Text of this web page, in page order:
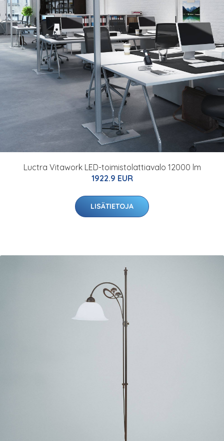
Luctra Vitawork LED-toimistolattiavalo 12000 lm
1922.9 EUR
LISÄTIETOJA